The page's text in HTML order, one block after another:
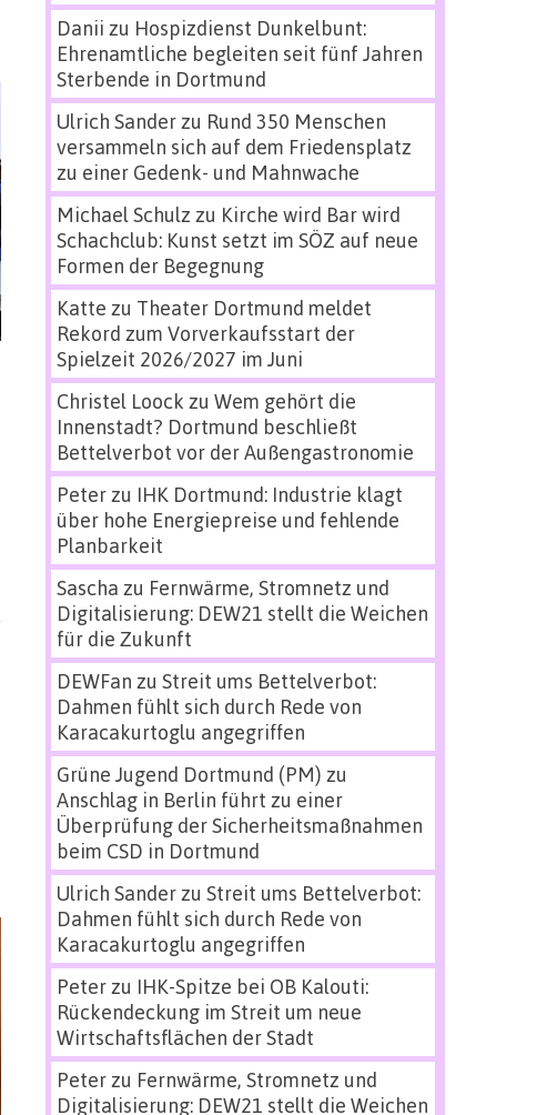
Danii zu Hospizdienst Dunkelbunt:
Ehrenamtliche begleiten seit fünf Jahren
Sterbende in Dortmund
Ulrich Sanderzu Rund 350 Menschen
versammeln sich auf dem Friedensplatz
zu einer Gedenk- und Mahnwache
Michael Schulz zu Kirche wird Bar wird
Schachclub: Kunst setzt im SÖZ auf neue
Formen der Begegnung
Katte zu Theater Dortmund meldet
Rekord zum Vorverkaufsstart der
Spielzeit 2026/2027 im Juni
Christel Loock zu Wem gehört die
Innenstadt? Dortmund beschließt
Bettelverbot vor der Außengastronomie
Peterzu IHK Dortmund: Industrie klagt
über hohe Energiepreise und fehlende
Planbarkeit
Sascha zu Fernwärme, Stromnetz und
Digitalisierung: DEW21 stellt die Weichen
für die Zukunft
DEWFan zu Streit ums Bettelverbot:
Dahmen fühlt sich durch Rede von
Karacakurtoglu angegriffen
Grüne Jugend Dortmund (PM) zu
Anschlag in Berlin führt zu einer
Überprüfung der Sicherheitsmaßnahmen
beim CSD in Dortmund
Ulrich Sanderzu Streit ums Bettelverbot:
Dahmen fühlt sich durch Rede von
Karacakurtoglu angegriffen
Peterzu IHK-Spitze bei OB Kalouti:
Rückendeckung im Streit um neue
Wirtschaftsflächen der Stadt
Peterzu Fernwärme, Stromnetz und
Digitalisierung: DEW21 stellt die Weichen